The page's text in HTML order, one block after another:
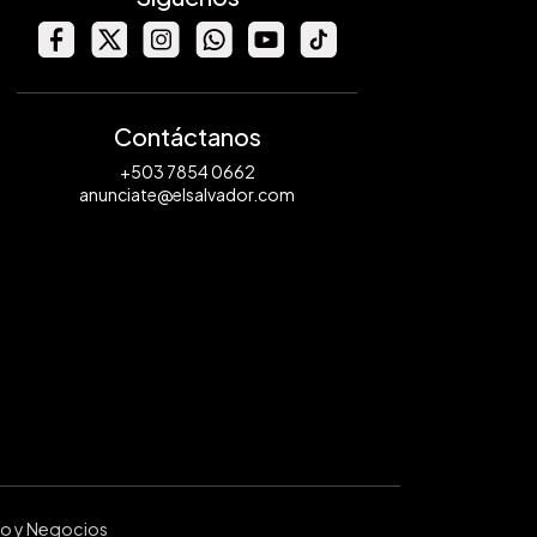
Contáctanos
+503 7854 0662
anunciate@elsalvador.com
y Negocios